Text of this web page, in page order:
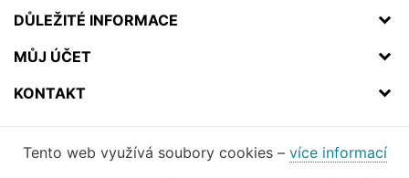
DŮLEŽITÉ INFORMACE
MŮJ ÚČET
KONTAKT
Tento web využívá soubory cookies – více informací